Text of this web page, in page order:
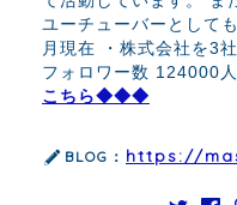
ユーチューバーとして
月現在 ・株式会社を3
フォロワー数 124000人
こちら◆◆◆
BLOG： https://